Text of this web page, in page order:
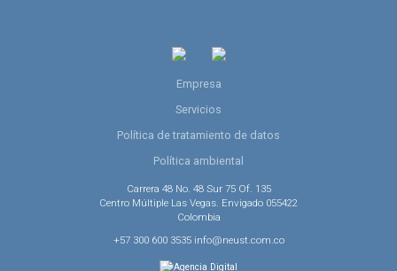
Empresa
Servicios
Política de tratamiento de datos
Política ambiental
Carrera 48 No. 48 Sur 75 Of. 135
Centro Múltiple Las Vegas. Envigado 055422
Colombia
+57 300 600 3535 info@neust.com.co
Agencia Digital